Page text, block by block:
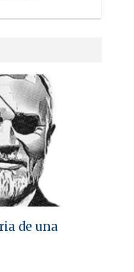
de una